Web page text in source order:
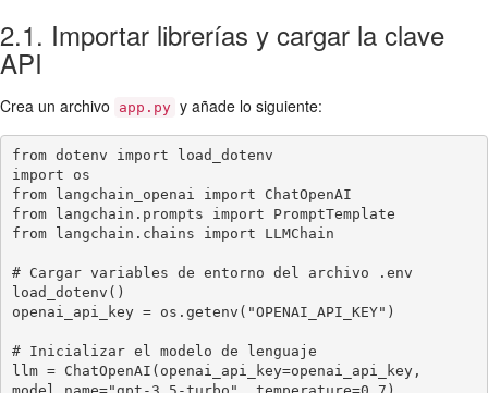
2.1. Importar librerías y cargar la clave
API
Crea un archivo app.py y añade lo siguiente:
from dotenv import load_dotenv
import os
from langchain_openai import ChatOpenAI
from langchain.prompts import PromptTemplate
from langchain.chains import LLMChain
# Cargar variables de entorno del archivo .env
load_dotenv()
openai_api_key = os.getenv("OPENAI_API_KEY")
# Inicializar el modelo de lenguaje
llm = ChatOpenAI(openai_api_key=openai_api_key,